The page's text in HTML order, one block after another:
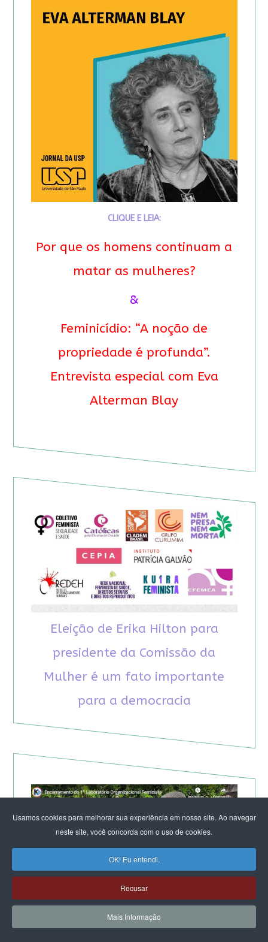
Usamos cookies para melhorar sua experiência em nosso site. Ao navegar
neste site, você concorda com o uso de cookies.
OK! Eu entendi.
Recusar
Mais Informação
CLIQUE E LEIA:
Por que os homens continuam a
matar as mulheres?
&
Feminicídio: “A noção de
propriedade é profunda”.
Entrevista especial com Eva
Alterman Blay
Eleição de Erika Hilton para
presidente da Comissão da
Mulher é um fato importante
para a democracia
TV KIRIMURÊ NO ENCERRAMENTO DO LABORATÓRIO